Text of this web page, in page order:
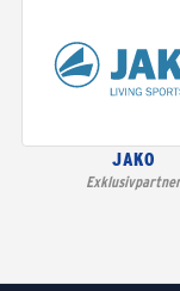
JAKO
Exklusivpartner